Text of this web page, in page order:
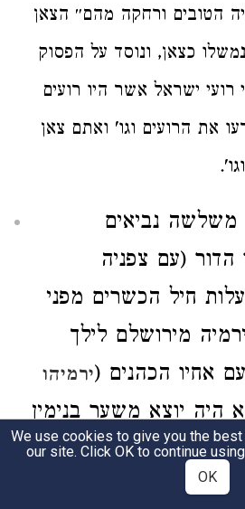
הטובים ורחקה מהם״ הצאן
כצאן, ונוסד על הפסוק
רועי ישראל אשר היו רועים
את הרועים וגו' ואתם צאן
משלשה נביאים
הדור (עם צפניה
חיל הכשרים מפני
מירושלם לילך
אחיו הכהנים (ירמיהו
היה יוצא משער בנימין
ממונה על הנכנסים
היה יראיה בן שלמיה
We use cookies to give you the
our site. Click OK to continue
OK